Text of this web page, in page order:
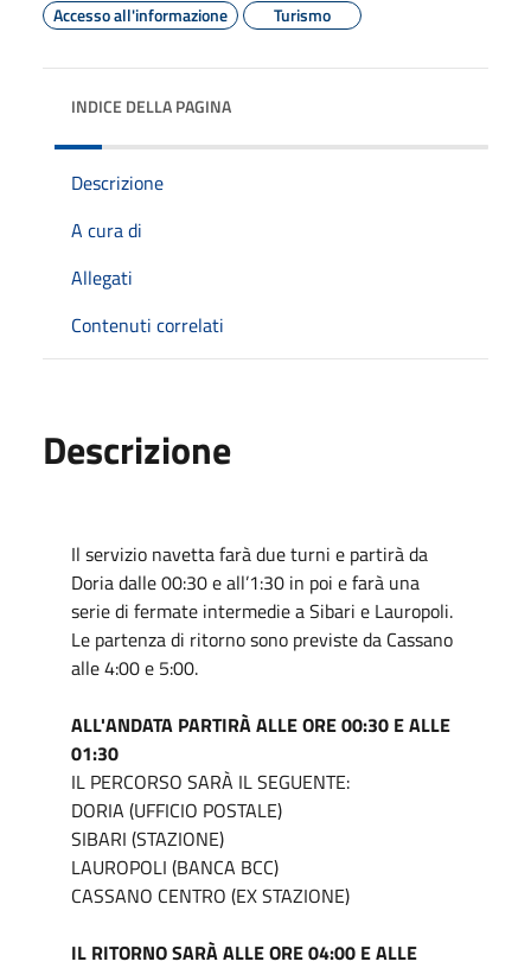
Accesso all'informazione
Turismo
INDICE DELLA PAGINA
Descrizione
A cura di
Allegati
Contenuti correlati
Descrizione
Il servizio navetta farà due turni e partirà da
Doria dalle 00:30 e all’1:30 in poi e farà una
serie di fermate intermedie a Sibari e Lauropoli.
Le partenza di ritorno sono previste da Cassano
alle 4:00 e 5:00.
ALL'ANDATA PARTIRÀ ALLE ORE 00:30 E ALLE
01:30
IL PERCORSO SARÀ IL SEGUENTE:
DORIA (UFFICIO POSTALE)
SIBARI (STAZIONE)
LAUROPOLI (BANCA BCC)
CASSANO CENTRO (EX STAZIONE)
IL RITORNO SARÀ ALLE ORE 04:00 E ALLE